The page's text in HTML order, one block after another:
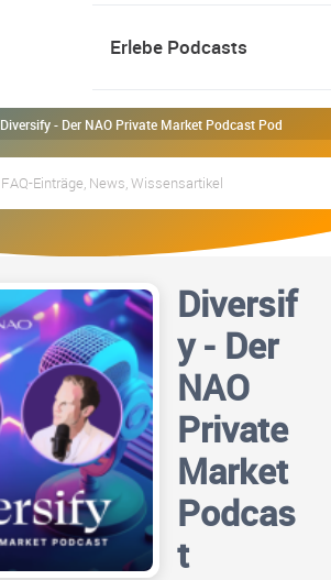
Erlebe Podcasts
Diversify - Der NAO Private Market Podcast Podcast
Diversif
y - Der
NAO
Private
Market
Podcas
t